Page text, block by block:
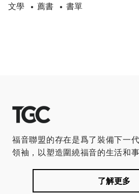
文學 • 薦書 • 書單
福音聯盟的存在是爲了裝備下一
領袖，以塑造圍繞福音的生活和事
了解更多